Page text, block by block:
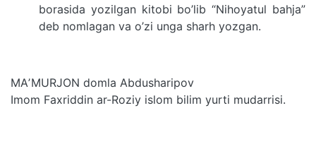
borasida yozilgan kitobi bo’lib “Nihoyatul bahja”
deb nomlagan va o’zi unga sharh yozgan.
MAʼMURJON domla Abdusharipov
Imom Faxriddin ar-Roziy islom bilim yurti mudarrisi.